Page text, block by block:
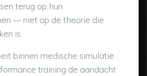
terug op hun
— niet op de theorie die
is.
binnen medische simulatie
training de aandacht